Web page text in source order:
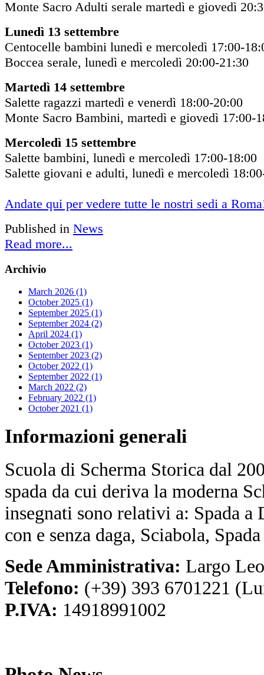
Monte Sacro Adulti serale martedì e giovedì
Lunedì 13 settembre
Centocelle bambini lunedì e mercoledì 17:00-
Boccea serale, lunedì e mercoledì 20:00-21:30
Martedì 14 settembre
Salette ragazzi martedì e venerdì 18:00-20:00
Monte Sacro Bambini, martedì e giovedì 17:00-
Mercoledì 15 settembre
Salette bambini, lunedì e mercoledì 17:00-18:00
Salette giovani e adulti, lunedì e mercoledì
Andate qui per vedere tutte le nostri sedi a
Published in News
Read more...
Archivio
March 2026 (1)
October 2025 (1)
September 2025 (1)
September 2024 (2)
April 2024 (1)
October 2023 (1)
September 2023 (2)
October 2022 (1)
September 2022 (1)
March 2022 (2)
February 2022 (1)
October 2021 (1)
Informazioni generali
Scuola di Scherma Storica dal
spada da cui deriva la moderna
insegnati sono relativi a: Spada a
con e senza daga, Sciabola,
Sede Amministrativa: Largo
Telefono: (+39) 393 6701221
P.IVA: 14918991002